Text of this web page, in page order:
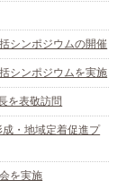
シンポジウムの開催
シンポジウムを実施
を表敬訪問
・地域定着促進プ
を実施